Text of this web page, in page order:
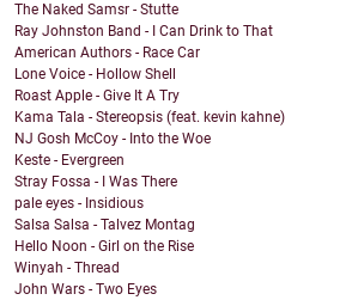
The Naked Samsr - Stutte
Ray Johnston Band - I Can Drink to That
American Authors - Race Car
Lone Voice - Hollow Shell
Roast Apple - Give It A Try
Kama Tala - Stereopsis (feat. kevin kahne)
NJ Gosh McCoy - Into the Woe
Keste - Evergreen
Stray Fossa - I Was There
pale eyes - Insidious
Salsa Salsa - Talvez Montag
Hello Noon - Girl on the Rise
Winyah - Thread
John Wars - Two Eyes